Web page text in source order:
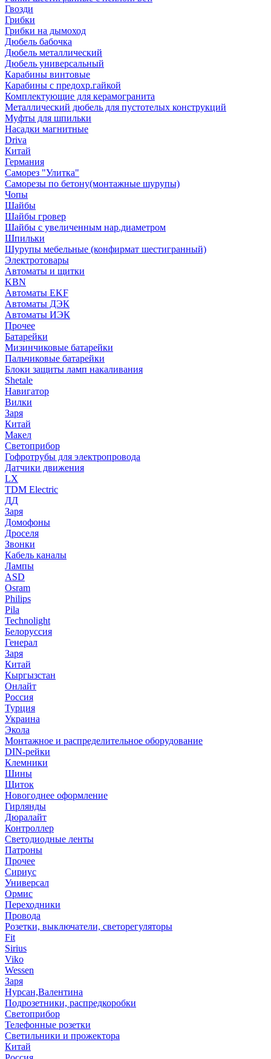
Гвозди
Грибки
Грибки на дымоход
Дюбель бабочка
Дюбель металлический
Дюбель универсальный
Карабины винтовые
Карабины с предохр.гайкой
Комплектующие для керамогранита
Металлический дюбель для пустотелых конструкций
Муфты для шпильки
Насадки магнитные
Driva
Китай
Германия
Саморез "Улитка"
Саморезы по бетону(монтажные шурупы)
Чопы
Шайбы
Шайбы гровер
Шайбы с увеличенным нар.диаметром
Шпильки
Шурупы мебельные (конфирмат шестигранный)
Электротовары
Автоматы и щитки
KBN
Автоматы EKF
Автоматы ДЭК
Автоматы ИЭК
Прочее
Батарейки
Мизинчиковые батарейки
Пальчиковые батарейки
Блоки защиты ламп накаливания
Shetale
Навигатор
Вилки
Заря
Китай
Макел
Светоприбор
Гофротрубы для электропровода
Датчики движения
LX
TDM Electric
ДД
Заря
Домофоны
Дроселя
Звонки
Кабель каналы
Лампы
ASD
Osram
Philips
Pila
Technolight
Белоруссия
Генерал
Заря
Китай
Кыргызстан
Онлайт
Россия
Турция
Украина
Экола
Монтажное и распределительное оборудование
DIN-рейки
Клемники
Шины
Щиток
Новогоднее оформление
Гирлянды
Дюралайт
Контроллер
Светодиодные ленты
Патроны
Прочее
Сириус
Универсал
Ормис
Переходники
Провода
Розетки, выключатели, светорегуляторы
Fit
Sirius
Viko
Wessen
Заря
Нурсан,Валентина
Подрозетники, распредкоробки
Светоприбор
Телефонные розетки
Светильники и прожектора
Китай